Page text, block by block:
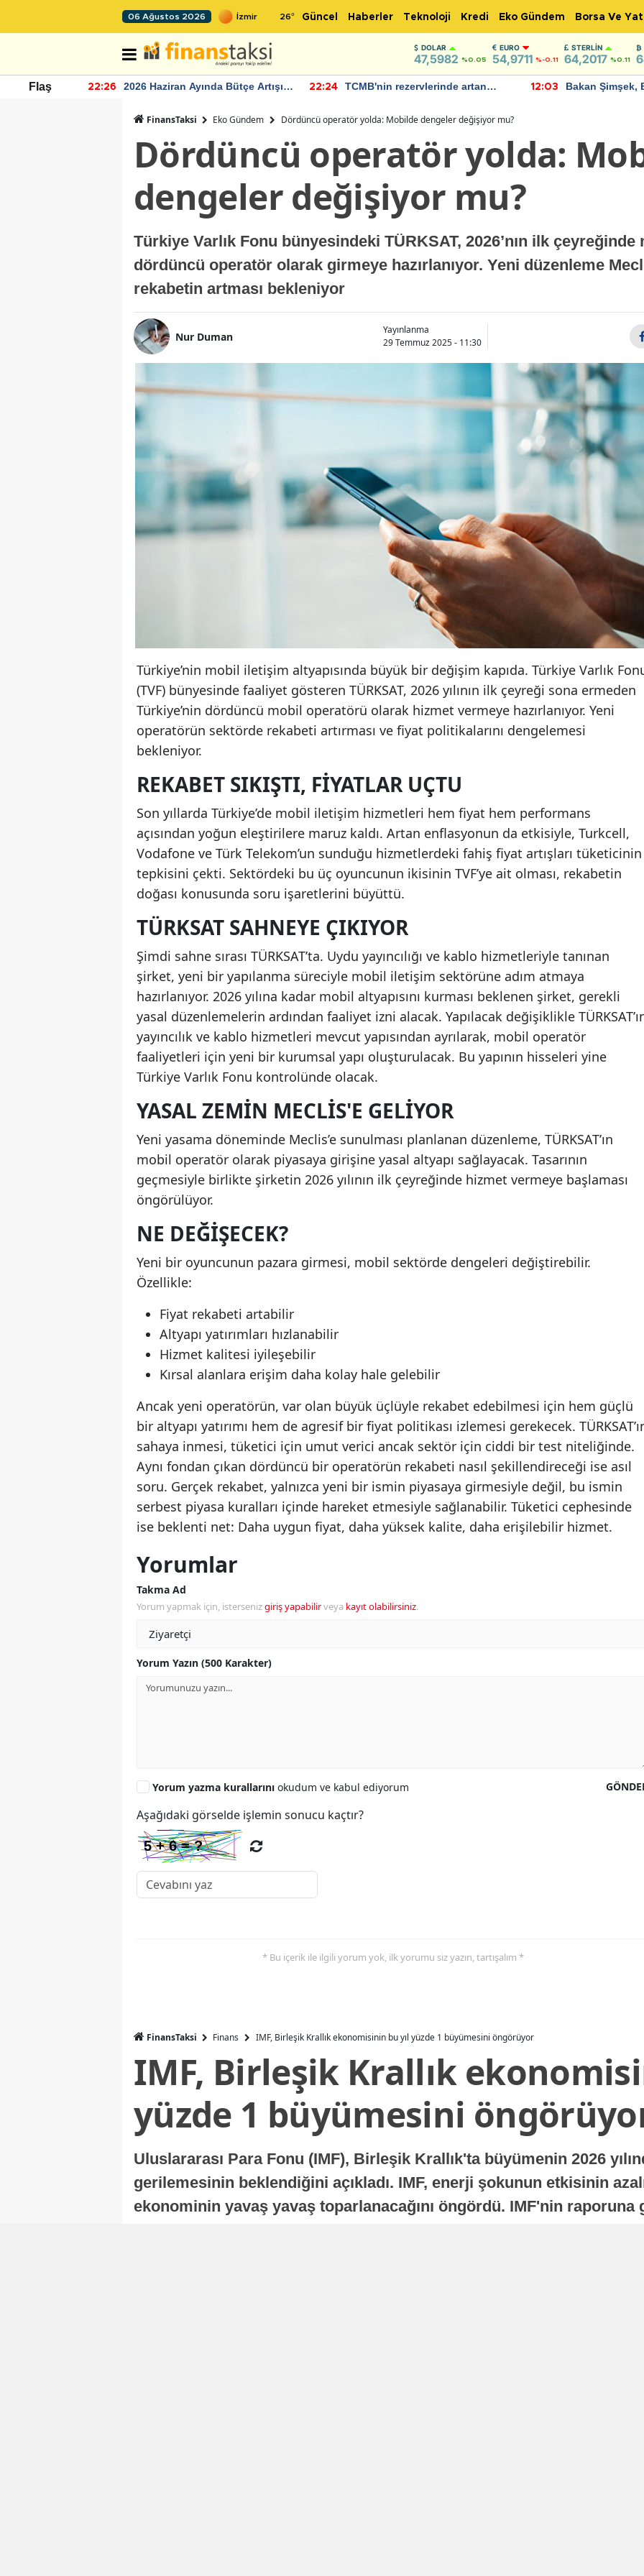
06 Ağustos 2026 26° Güncel Haberler Teknoloji Kredi Eko Gündem Borsa Ve
DOLAR
47,5982 %0.05
EURO
54,9711 %-0.11
STERLIN
64,2017 %0.11
Flaş 22:26
2026 Haziran Ayında Bütçe Artışı
22:24
TCMB'nin rezervlerinde artan
12:03
Bakan Şimşek,
FinansTaksi Eko Gündem Dördüncü operatör yolda: Mobilde dengeler değişiyor mu?
Dördüncü operatör yolda:
dengeler değişiyor mu?
Türkiye Varlık Fonu bünyesindeki TÜRKSAT, 2026’nın ilk
dördüncü operatör olarak girmeye hazırlanıyor. Yeni düzenleme
rekabetin artması bekleniyor
Nur Duman
Yayınlanma
29 Temmuz 2025 - 11:30
Türkiye’nin mobil iletişim altyapısında büyük bir değişim kapıda. Türkiye Varlık
(TVF) bünyesinde faaliyet gösteren TÜRKSAT, 2026 yılının ilk çeyreği sona ermeden
Türkiye’nin dördüncü mobil operatörü olarak hizmet vermeye hazırlanıyor. Yeni
operatörün sektörde rekabeti artırması ve fiyat politikalarını dengelemesi
bekleniyor.
REKABET SIKIŞTI, FIYATLAR UÇTU
Son yıllarda Türkiye’de mobil iletişim hizmetleri hem fiyat hem performans
açısından yoğun eleştirilere maruz kaldı. Artan enflasyonun da etkisiyle, Turkcell,
Vodafone ve Türk Telekom’un sunduğu hizmetlerdeki fahiş fiyat artışları tüketicinin
tepkisini çekti. Sektördeki bu üç oyuncunun ikisinin TVF’ye ait olması, rekabetin
doğası konusunda soru işaretlerini büyüttü.
TÜRKSAT SAHNEYE ÇIKIYOR
Şimdi sahne sırası TÜRKSAT’ta. Uydu yayıncılığı ve kablo hizmetleriyle tanınan
şirket, yeni bir yapılanma süreciyle mobil iletişim sektörüne adım atmaya
hazırlanıyor. 2026 yılına kadar mobil altyapısını kurması beklenen şirket, gerekli
yasal düzenlemelerin ardından faaliyet izni alacak. Yapılacak değişiklikle
yayıncılık ve kablo hizmetleri mevcut yapısından ayrılarak, mobil operatör
faaliyetleri için yeni bir kurumsal yapı oluşturulacak. Bu yapının hisseleri yine
Türkiye Varlık Fonu kontrolünde olacak.
YASAL ZEMIN MECLIS'E GELIYOR
Yeni yasama döneminde Meclis’e sunulması planlanan düzenleme, TÜRKSAT’ın
mobil operatör olarak piyasaya girişine yasal altyapı sağlayacak. Tasarının
geçmesiyle birlikte şirketin 2026 yılının ilk çeyreğinde hizmet vermeye başlaması
öngörülüyor.
NE DEĞIŞECEK?
Yeni bir oyuncunun pazara girmesi, mobil sektörde dengeleri değiştirebilir.
Özellikle:
Fiyat rekabeti artabilir
Altyapı yatırımları hızlanabilir
Hizmet kalitesi iyileşebilir
Kırsal alanlara erişim daha kolay hale gelebilir
Ancak yeni operatörün, var olan büyük üçlüyle rekabet edebilmesi için hem güçlü
bir altyapı yatırımı hem de agresif bir fiyat politikası izlemesi gerekecek.
sahaya inmesi, tüketici için umut verici ancak sektör için ciddi bir test niteliğinde.
Aynı fondan çıkan dördüncü bir operatörün rekabeti nasıl şekillendireceği ise asıl
soru. Gerçek rekabet, yalnızca yeni bir ismin piyasaya girmesiyle değil, bu ismin
serbest piyasa kuralları içinde hareket etmesiyle sağlanabilir. Tüketici cephesinde
ise beklenti net: Daha uygun fiyat, daha yüksek kalite, daha erişilebilir hizmet.
Yorumlar
Takma Ad
Yorum yapmak için, istersenizgiriş yapabilirveya kayıt olabilirsiniz.
Yorum Yazın (500 Karakter)
Yorum yazma kurallarını okudum ve kabul ediyorum
Aşağıdaki görselde işlemin sonucu kaçtır?
* Bu içerik ile ilgili yorum yok, ilk yorumu siz yazın, tartışalım *
FinansTaksi Finans IMF, Birleşik Krallık ekonomisinin bu yıl yüzde 1 büyümesini öngörüyor
IMF, Birleşik Krallık
yüzde 1 büyümesini
Uluslararası Para Fonu (IMF), Birleşik Krallık'ta büyümenin 2026
gerilemesinin beklendiğini açıkladı. IMF, enerji şokunun etkisinin
ekonominin yavaş yavaş toparlanacağını öngördü. IMF'nin raporuna